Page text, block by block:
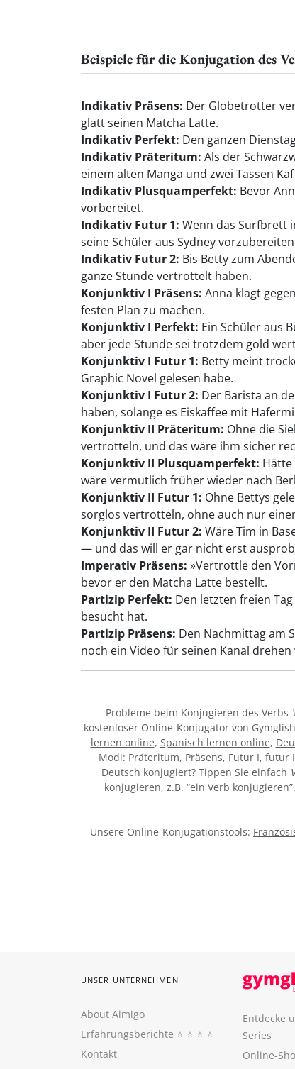
Beispiele für die Konjugation des
Indikativ Präsens: Der Globetrotter
glatt seinen Matcha Latte.
Indikativ Perfekt: Den ganzen
Indikativ Präteritum: Als der
einem alten Manga und zwei Tassen
Indikativ Plusquamperfekt: Bevor
vorbereitet.
Indikativ Futur 1: Wenn das Surfbrett
seine Schüler aus Sydney
Indikativ Futur 2: Bis Betty zum
ganze Stunde vertrottelt haben.
Konjunktiv I Präsens: Anna klagt
festen Plan zu machen.
Konjunktiv I Perfekt: Ein Schüler aus
aber jede Stunde sei trotzdem gold
Konjunktiv I Futur 1: Betty meint
Graphic Novel gelesen habe.
Konjunktiv I Futur 2: Der Barista an
haben, solange es Eiskaffee mit
Konjunktiv II Präteritum: Ohne die
vertrotteln, und das wäre ihm sicher
Konjunktiv II Plusquamperfekt:
wäre vermutlich früher wieder nach
Konjunktiv II Futur 1: Ohne Bettys
sorglos vertrotteln, ohne auch nur
Konjunktiv II Futur 2: Wäre Tim in
— und das will er gar nicht erst
Imperativ Präsens: »Vertrottle den
bevor er den Matcha Latte bestellt.
Partizip Perfekt: Den letzten freien
besucht hat.
Partizip Präsens: Den Nachmittag am
noch ein Video für seinen Kanal drehen
Probleme beim Konjugieren des Verbs
kostenloser Online-Konjugator von
lernen online, Spanisch lernen online,
Modi: Präteritum, Präsens, Futur I, futur
Deutsch konjugiert? Tippen Sie einfach
konjugieren, z.B. “ein Verb
Unsere Online-Konjugationstools:
UNSER UNTERNEHMEN
About Aimigo
Erfahrungsberichte ⭐️ ⭐️ ⭐️ ⭐️
Kontakt
Entdecke
Series
Online-